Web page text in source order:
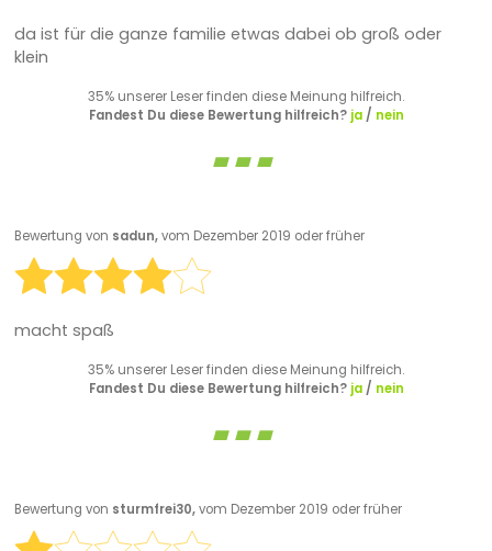
da ist für die ganze familie etwas dabei ob groß oder
klein
35% unserer Leser finden diese Meinung hilfreich.
Fandest Du diese Bewertung hilfreich? ja/ nein
Bewertung von sadun,vom Dezember 2019 oder früher
macht spaß
35% unserer Leser finden diese Meinung hilfreich.
Fandest Du diese Bewertung hilfreich? ja/ nein
Bewertung von sturmfrei30,vom Dezember 2019 oder früher